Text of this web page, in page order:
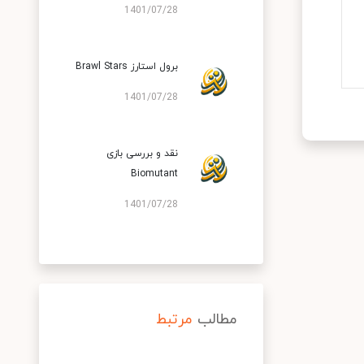
1401/07/28
برول استارز Brawl Stars
1401/07/28
نقد و بررسی بازی
Biomutant
1401/07/28
مطالب مرتبط